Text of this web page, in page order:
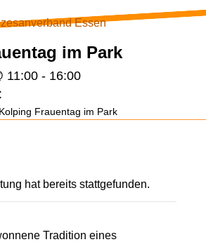
im Park
11:00 - 16:00
Kolping Frauentag im Park
hat bereits stattgefunden.
Tradition eines